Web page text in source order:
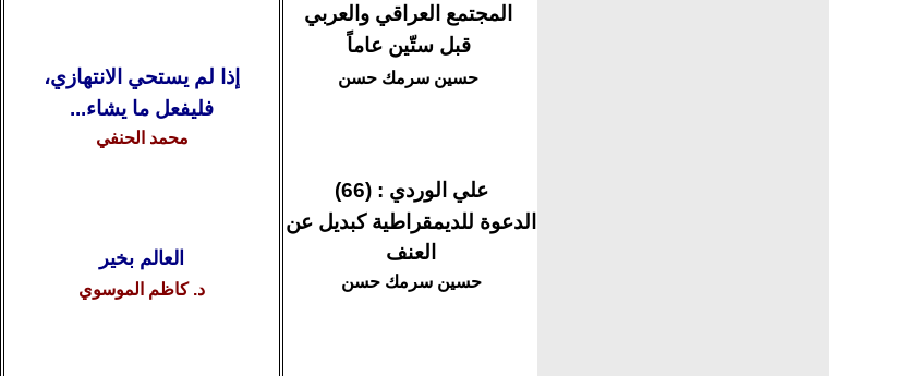
إذا لم يستحي الانتهازي،
فليفعل ما يشاء...
محمد الحنفي
العالم بخير
د. كاظم الموسوي
المجتمع العراقي والعربي
قبل ستّين عاماً
حسين سرمك حسن
علي الوردي : (66)
الدعوة للديمقراطية كبديل عن
العنف
حسين سرمك حسن